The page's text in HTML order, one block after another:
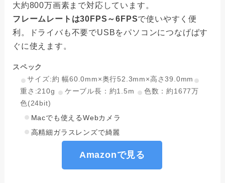
大約800万画素まで対応しています。
フレームレートは30FPS～6FPSで使いやすく便
利。ドライバも不要でUSBをパソコンにつなげばす
ぐに使えます。
スペック
サイズ:約 幅60.0mm×奥行52.3mm×高さ39.0mm
重さ:210g
ケーブル長：約1.5m
色数：約1677万
色(24bit)
Macでも使えるWebカメラ
高精細ガラスレンズで綺麗
Amazonで見る